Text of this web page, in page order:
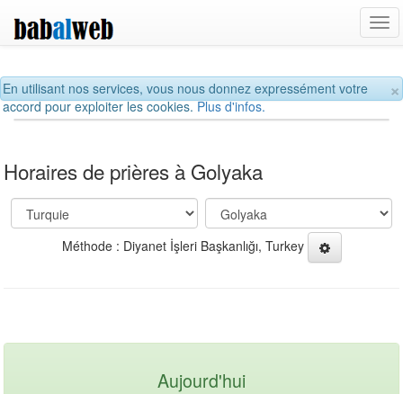
×
En utilisant nos services, vous nous donnez expressément votre
accord pour exploiter les cookies.Plus d'infos.
Horaires de prières à Golyaka
Méthode : Diyanet İşleri Başkanlığı, Turkey
Aujourd'hui